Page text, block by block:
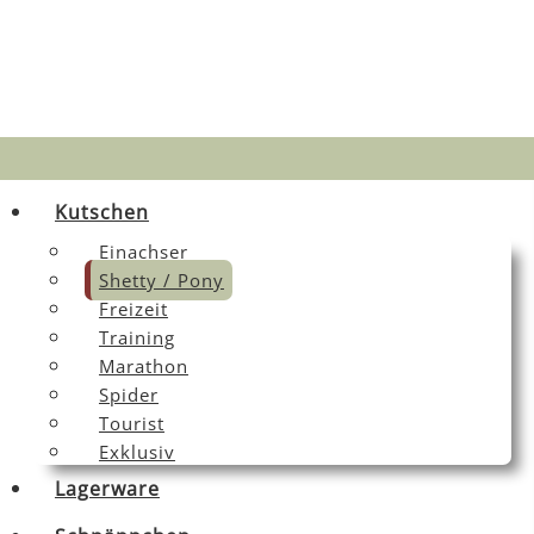
Kutschen
Einachser
Shetty / Pony
Freizeit
Training
Marathon
Spider
Tourist
Exklusiv
Lagerware